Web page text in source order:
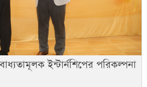
ইন্টার্নশিপের পরিকল্পনা